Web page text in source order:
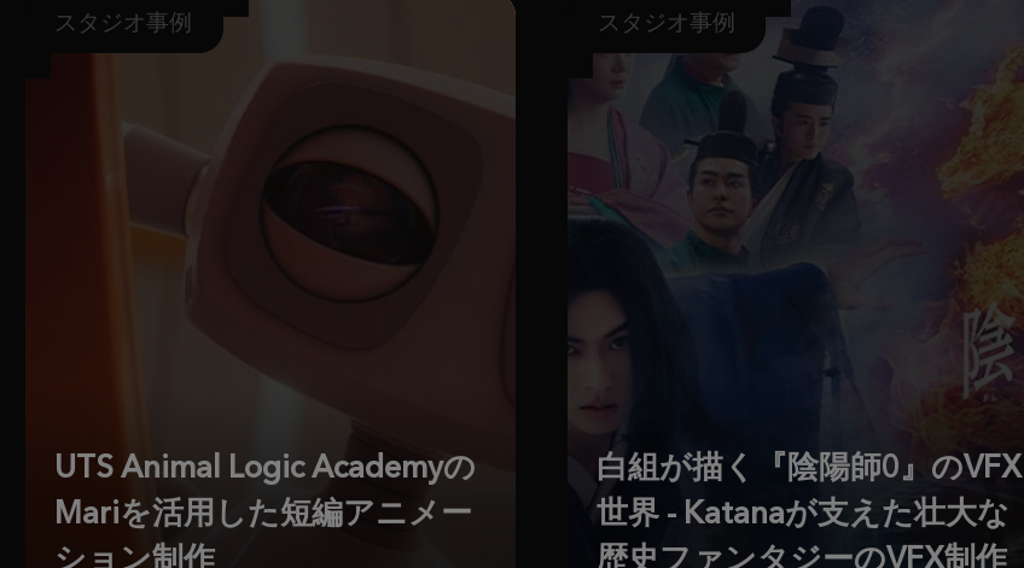
スタジオ事例
UTS Animal Logic Academyの
Mariを活用した短編アニメー
ション制作
スタジオ事例
白組が描く『陰陽師0』のVFX
世界 - Katanaが支えた壮大な
歴史ファンタジーのVFX制作